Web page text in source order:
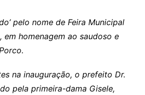
pelo nome de Feira Municipal
em homenagem ao saudoso e
na inauguração, o prefeito Dr.
pela primeira-dama Gisele,